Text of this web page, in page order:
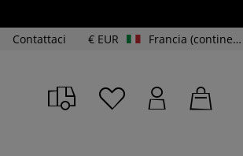
Contattaci € EUR Francia (continente e Corsica)